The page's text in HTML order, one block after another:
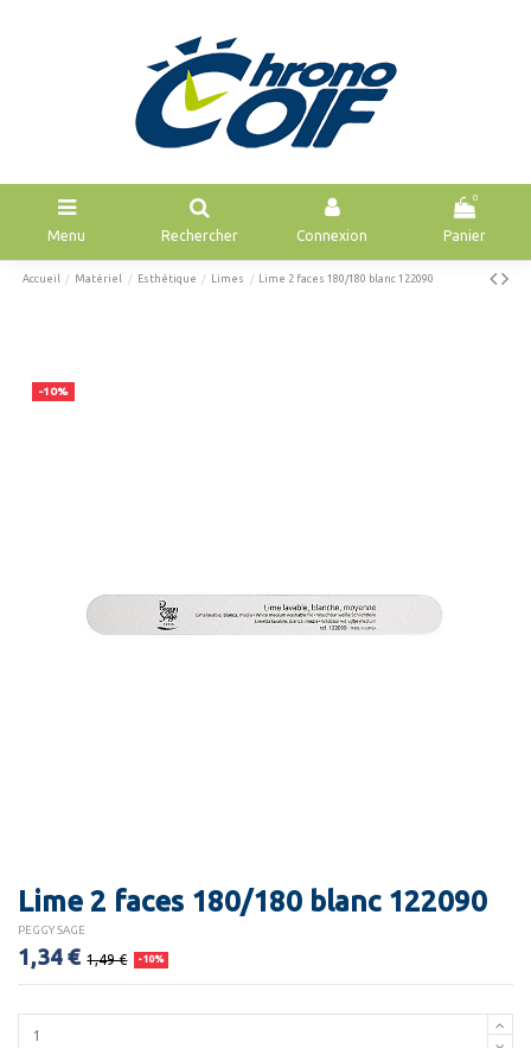
Menu Rechercher Connexion
0
Panier
Accueil Matériel Esthétique Limes Lime 2 faces 180/180 blanc 122090
-10%
Lime 2 faces 180/180 blanc 122090
PEGGY SAGE
1,34 € 1,49 € -10%